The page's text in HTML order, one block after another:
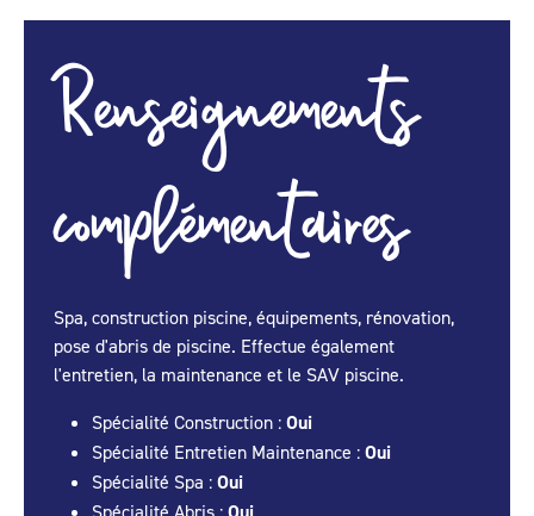
Renseignements
complémentaires
Spa, construction piscine, équipements, rénovation,
pose d'abris de piscine. Effectue également
l'entretien, la maintenance et le SAV piscine.
Spécialité Construction : Oui
Spécialité Entretien Maintenance : Oui
Spécialité Spa : Oui
Spécialité Abris :